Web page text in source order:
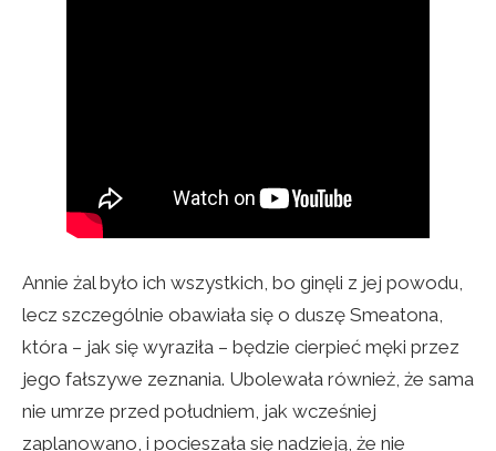
Annie żal było ich wszystkich, bo ginęli z jej powodu,
lecz szczególnie obawiała się o duszę Smeatona,
która – jak się wyraziła – będzie cierpieć męki przez
jego fałszywe zeznania. Ubolewała również, że sama
nie umrze przed południem, jak wcześniej
zaplanowano, i pocieszała się nadzieją, że nie